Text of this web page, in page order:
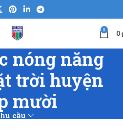
0 0
nóng năng
trời huyện
mười
cầu